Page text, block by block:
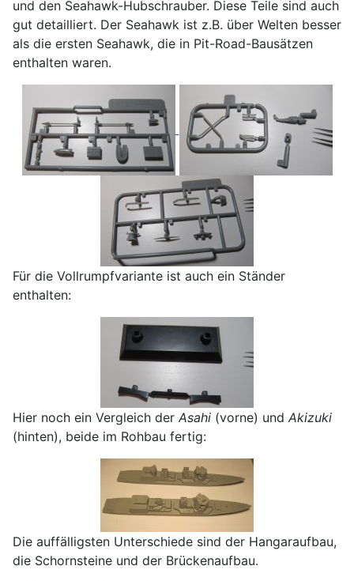
und den Seahawk-Hubschrauber. Diese Teile sind auch
gut detailliert. Der Seahawk ist z.B. über Welten besser
als die ersten Seahawk, die in Pit-Road-Bausätzen
enthalten waren.
Für die Vollrumpfvariante ist auch ein Ständer
enthalten:
Hier noch ein Vergleich der Asahi (vorne) und Akizuki
(hinten), beide im Rohbau fertig:
Die auffälligsten Unterschiede sind der Hangaraufbau,
die Schornsteine und der Brückenaufbau.